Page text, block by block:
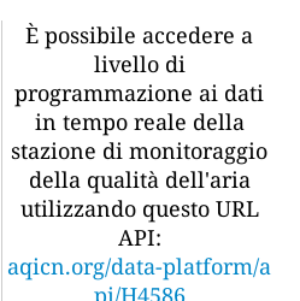
È possibile accedere a
livello di
programmazione ai dati
in tempo reale della
stazione di monitoraggio
della qualità dell'aria
utilizzando questo URL
API:
aqicn.org/data-platform/a